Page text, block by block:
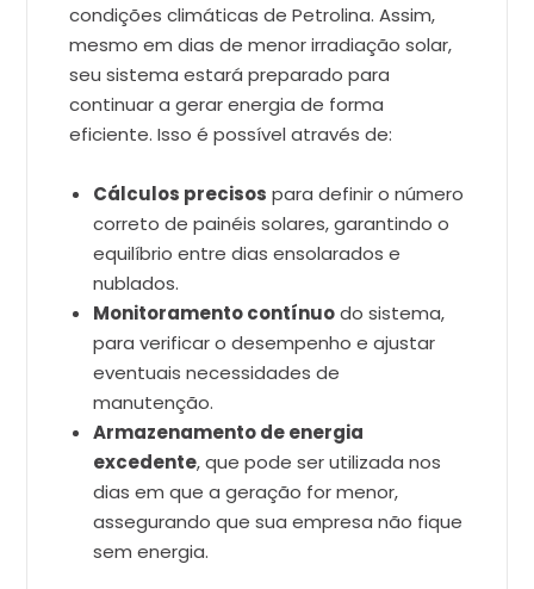
condições climáticas de Petrolina. Assim,
mesmo em dias de menor irradiação solar,
seu sistema estará preparado para
continuar a gerar energia de forma
eficiente. Isso é possível através de:
Cálculos precisos para definir o número
correto de painéis solares, garantindo o
equilíbrio entre dias ensolarados e
nublados.
Monitoramento contínuodo sistema,
para verificar o desempenho e ajustar
eventuais necessidades de
manutenção.
Armazenamento de energia
excedente, que pode ser utilizada nos
dias em que a geração for menor,
assegurando que sua empresa não fique
sem energia.